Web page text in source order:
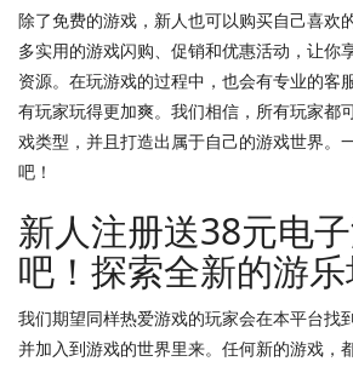
除了免费的游戏，新人也可以购买自己喜欢
多实用的游戏闪购、促销和优惠活动，让你
资源。在玩游戏的过程中，也会有专业的客
有玩家玩得更加爽。我们相信，所有玩家都
戏类型，并且打造出属于自己的游戏世界。
吧！
新人注册送38元电
吧！探索全新的游
我们期望同样热爱游戏的玩家会在本平台找
并加入到游戏的世界里来。任何新的游戏，